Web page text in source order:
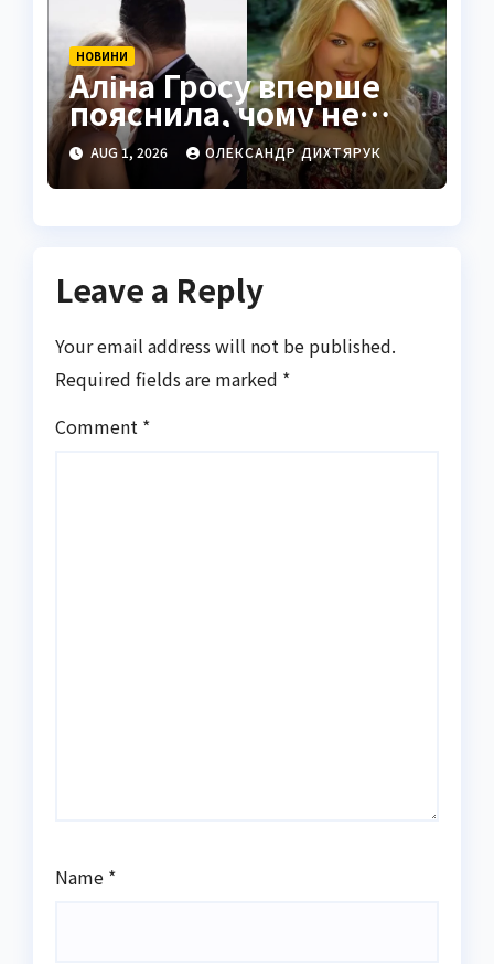
НОВИНИ
Аліна Гросу вперше
пояснила, чому не
показує чоловіка
AUG 1, 2026 ОЛЕКСАНДР ДИХТЯРУК
Leave a Reply
Your email address will not be published.
Required fields are marked *
Comment *
Name *